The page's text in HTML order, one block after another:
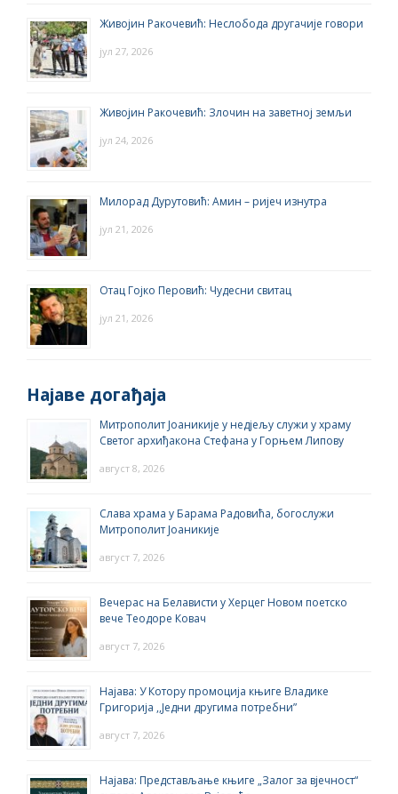
Живојин Ракочевић: Неслобода другачије говори
јул 27, 2026
Живојин Ракочевић: Злочин на заветној земљи
јул 24, 2026
Милорад Дурутовић: Амин – ријеч изнутра
јул 21, 2026
Отац Гојко Перовић: Чудесни свитац
јул 21, 2026
Најаве догађаја
Митрополит Јоаникије у недјељу служи у храму
Светог архиђакона Стефана у Горњем Липову
август 8, 2026
Слава храма у Барама Радовића, богослужи
Митрополит Јоаникије
август 7, 2026
Вечерас на Белависти у Херцег Новом поетско
вече Теодоре Ковач
август 7, 2026
Најава: У Котору промоција књиге Владике
Григорија ,,Једни другима потребни”
август 7, 2026
Најава: Представљање књиге „Залог за вјечност“